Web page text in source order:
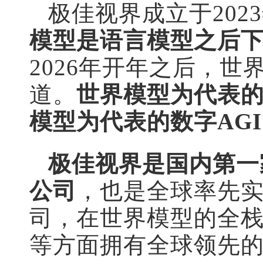
极佳视界成立于
模型是语言模型之后
2026年开年之后，世
道。 世界模型为代表
模型为代表的数字
极佳视界是国内第
公司
，也是全球率先
司，在世界模型的全
等方面拥有全球领先